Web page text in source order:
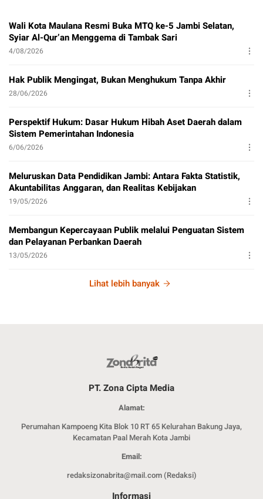
Wali Kota Maulana Resmi Buka MTQ ke-5 Jambi Selatan,
Syiar Al-Qur’an Menggema di Tambak Sari
4/08/2026
Hak Publik Mengingat, Bukan Menghukum Tanpa Akhir
28/06/2026
Perspektif Hukum: Dasar Hukum Hibah Aset Daerah dalam
Sistem Pemerintahan Indonesia
6/06/2026
Meluruskan Data Pendidikan Jambi: Antara Fakta Statistik,
Akuntabilitas Anggaran, dan Realitas Kebijakan
19/05/2026
Membangun Kepercayaan Publik melalui Penguatan Sistem
dan Pelayanan Perbankan Daerah
13/05/2026
Lihat lebih banyak
PT. Zona Cipta Media
Alamat:
Perumahan Kampoeng Kita Blok 10 RT 65 Kelurahan Bakung Jaya,
Kecamatan Paal Merah Kota Jambi
Email:
redaksizonabrita@mail.com (Redaksi)
Informasi